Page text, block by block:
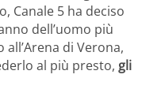
Canale 5 ha deciso
dell’uomo più
di Verona,
al più presto, gli